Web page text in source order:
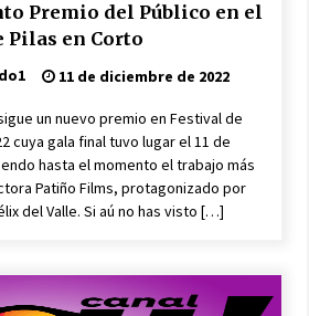
Premio del Público en el
Pilas en Corto
11 de diciembre de 2022
un nuevo premio en Festival de
cuya gala final tuvo lugar el 11 de
hasta el momento el trabajo más
Patiño Films, protagonizado por
del Valle. Si aú no has visto […]